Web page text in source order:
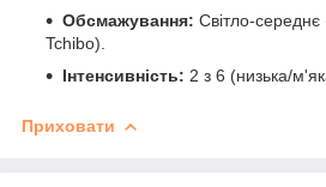
Обсмажування: Світло-
Tchibo).
Інтенсивність: 2 з 6 (низька/
Приховати